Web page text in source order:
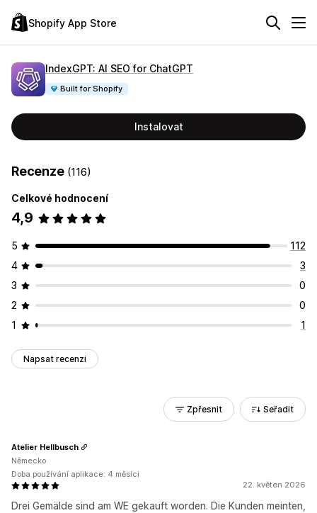
Shopify App Store
IndexGPT: AI SEO for ChatGPT
Built for Shopify
Instalovat
Recenze (116)
Celkové hodnocení
4,9
5
112
4
3
3
0
2
0
1
1
Napsat recenzi
Zpřesnit Seřadit
22. květen 2026
Drei Gemälde sind am WE gekauft worden. Die Kunden meinten,
Atelier Hellbusch
Německo
Doba používání aplikace: 4 měsíci